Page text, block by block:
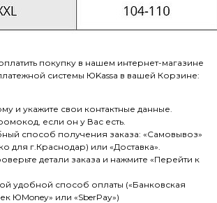
покупку в нашем интернет-магазине
системы ЮKassа в вашей Корзине:
и укажите свои контактные данные.
если он у Вас есть.
способ получения заказа: «Самовывоз»
для г.Краснодар) или «Доставка».
детали заказа и нажмите «Перейти к
удобной способ оплаты («Банковская
ЮMoney» или «SberPay»)